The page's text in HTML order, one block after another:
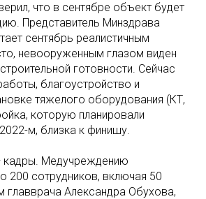
что в сентябре объект будет
Представитель Минздрава
сентябрь реалистичным
невооруженным глазом виден
готовности. Сейчас
благоустройство и
тяжелого оборудования (КТ,
которую планировали
м, близка к финишу.
кадры. Медучреждению
200 сотрудников, включая 50
главврача Александра Обухова,